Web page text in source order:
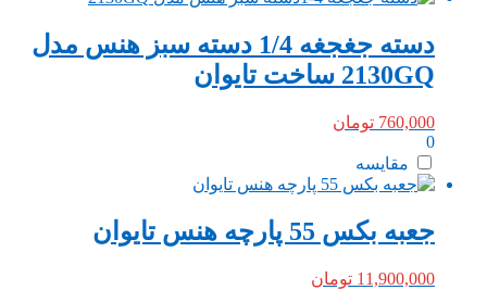
دسته جغجغه 1/4 دسته سبز هنس مدل
2130GQ ساخت تایوان
760,000 تومان
0
مقایسه
جعبه بکس 55 پارچه هنس تایوان
11,900,000 تومان